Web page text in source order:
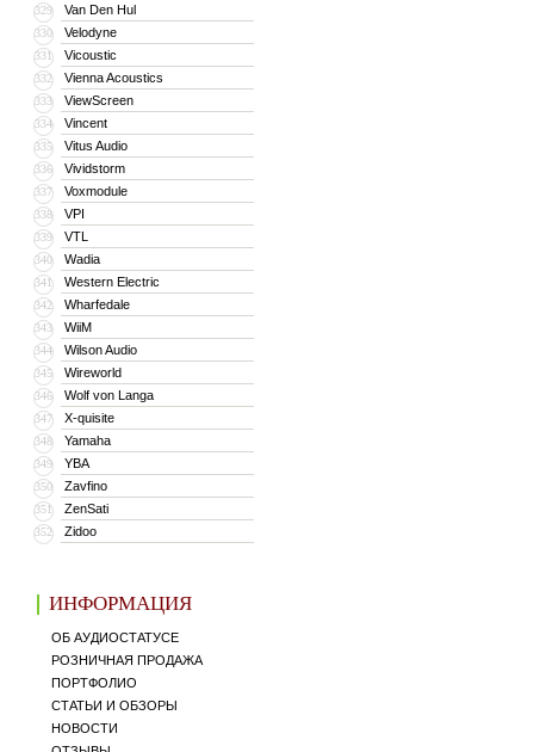
329 Van Den Hul
330 Velodyne
331 Vicoustic
332 Vienna Acoustics
333 ViewScreen
334 Vincent
335 Vitus Audio
336 Vividstorm
337 Voxmodule
338 VPI
339 VTL
340 Wadia
341 Western Electric
342 Wharfedale
343 WiiM
344 Wilson Audio
345 Wireworld
346 Wolf von Langa
347 X-quisite
348 Yamaha
349 YBA
350 Zavfino
351 ZenSati
352 Zidoo
ИНФОРМАЦИЯ
ОБ АУДИОСТАТУСЕ
РОЗНИЧНАЯ ПРОДАЖА
ПОРТФОЛИО
СТАТЬИ И ОБЗОРЫ
НОВОСТИ